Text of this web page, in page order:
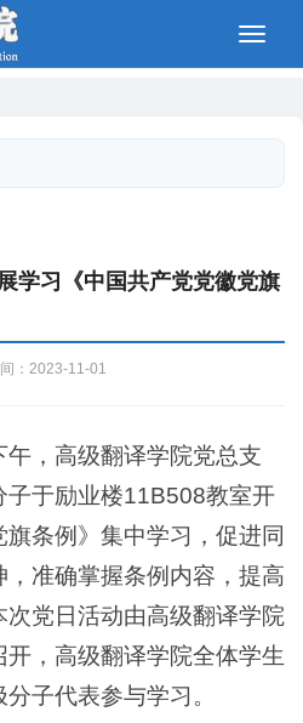
学习《中国共产党党徽党旗
：2023-11-01
，高级翻译学院党总支
子于励业楼11B508教室开
条例》集中学习，促进同
准确掌握条例内容，提高
党日活动由高级翻译学院
，高级翻译学院全体学生
子代表参与学习。